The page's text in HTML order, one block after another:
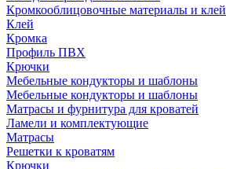
Кромкооблицовочные материалы и клей
Клей
Кромка
Профиль ПВХ
Крючки
Мебельные кондукторы и шаблоны
Мебельные кондукторы и шаблоны
Матрасы и фурнитура для кроватей
Ламели и комплектующие
Матрасы
Решетки к кроватям
Крючки